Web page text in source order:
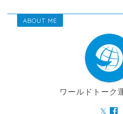
ABOUT ME
ワールドトーク